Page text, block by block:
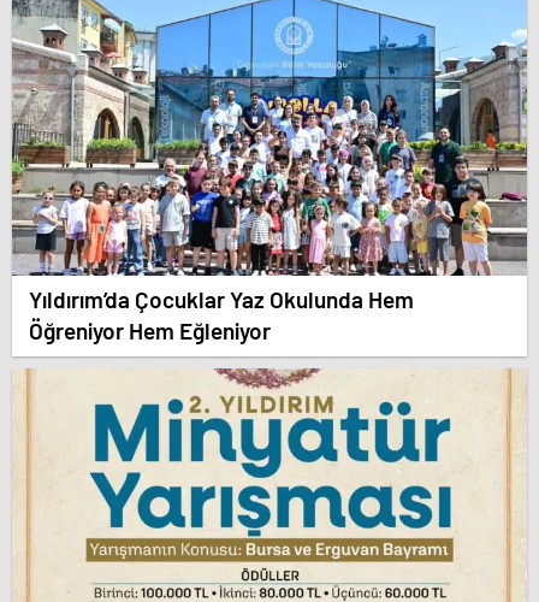
Yıldırım’da Çocuklar Yaz Okulunda Hem
Öğreniyor Hem Eğleniyor